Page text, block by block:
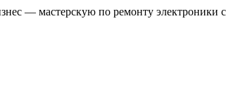
— мастерскую по ремонту электроники